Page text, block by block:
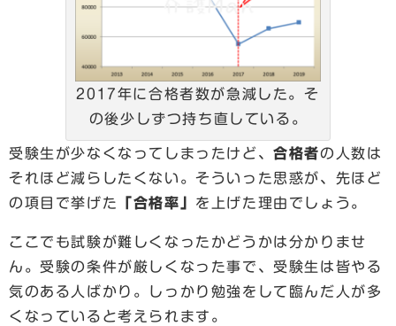
2017年に合格者数が急減した。そ
の後少しずつ持ち直している。
受験生が少なくなってしまったけど、合格者の人数は
それほど減らしたくない。そういった思惑が、先ほど
の項目で挙げた
「合格率」 を上げた理由でしょう。
ここでも試験が難しくなったかどうかは分かりませ
ん。受験の条件が厳しくなった事で、受験生は皆やる
気のある人ばかり。しっかり勉強をして臨んだ人が多
くなっていると考えられます。